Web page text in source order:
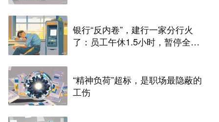
银行“反内卷”，建行一家分行火
了：员工午休1.5小时，暂停全部
不敢第一个休
“精神负荷”超标，是职场最隐蔽的
工伤